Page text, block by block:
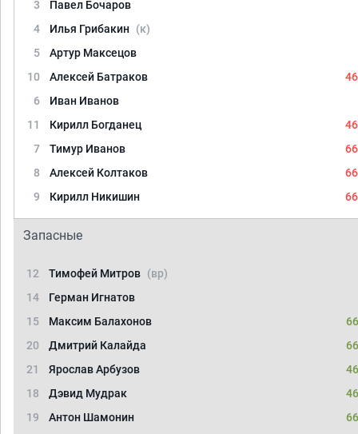
3
Павел Бочаров
4
Илья Грибакин (к)
5
Артур Максецов
10
Алексей Батраков
6
Иван Иванов
11
Кирилл Богданец
7
Тимур Иванов
8
Алексей Колтаков
9
Кирилл Никишин
Запасные
12 Тимофей Митров (вр)
14
Герман Игнатов
15
Максим Балахонов
20
Дмитрий Калайда
21
Ярослав Арбузов
18
Дэвид Мудрак
19
Антон Шамонин